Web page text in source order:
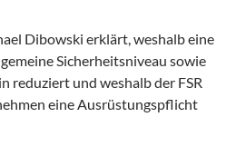
Dibowski erklärt, weshalb eine
Sicherheitsniveau sowie
reduziert und weshalb der FSR
eine Ausrüstungspflicht
schafft nicht mehr Sicherheit